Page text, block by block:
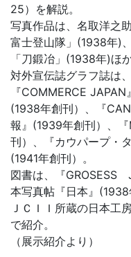
25）を解説。
写真作品は、名取洋之
富士登山隊」(1938年)
「刀鍛冶」(1938年)ほか
対外宣伝誌グラフ誌は
『COMMERCE
(1938年創刊）、『
報』(1939年創刊）、
刊）、『カウパープ・
(1941年創刊）。
図書は、『GROSESS
本写真帖『日本』(1938
ＪＣＩＩ所蔵の日本工
で紹介。
（展示紹介より）